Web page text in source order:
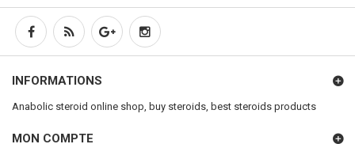
INFORMATIONS
Anabolic steroid online shop, buy steroids, best steroids products
MON COMPTE